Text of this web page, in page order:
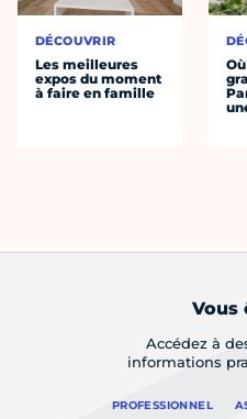
DÉCOUVRIR
Les meilleures
expos du moment
à faire en famille
Vous
Accédez à
informations
PROFESSIONNEL